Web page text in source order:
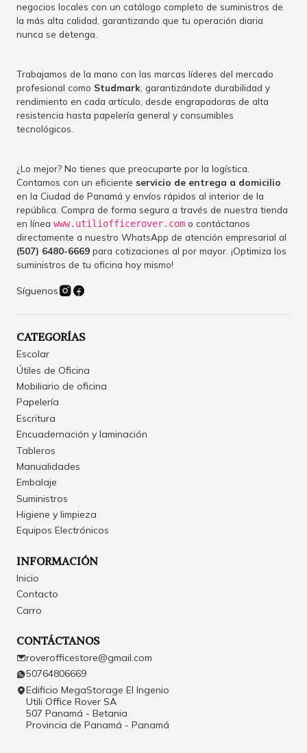
negocios locales con un catálogo completo de suministros de
la más alta calidad, garantizando que tu operación diaria
nunca se detenga.
Trabajamos de la mano con las marcas líderes del mercado
profesional como Studmark , garantizándote durabilidad y
rendimiento en cada artículo, desde engrapadoras de alta
resistencia hasta papelería general y consumibles
tecnológicos.
¿Lo mejor? No tienes que preocuparte por la logística.
Contamos con un eficiente servicio de entrega a domicilio
en la Ciudad de Panamá y envíos rápidos al interior de la
república. Compra de forma segura a través de nuestra tienda
en línea www.utiliofficerover.com o contáctanos
directamente a nuestro WhatsApp de atención empresarial al
(507) 6480-6669 para cotizaciones al por mayor. ¡Optimiza los
suministros de tu oficina hoy mismo!
Síguenos
CATEGORÍAS
Escolar
Útiles de Oficina
Mobiliario de oficina
Papelería
Escritura
Encuadernación y laminación
Tableros
Manualidades
Embalaje
Suministros
Higiene y limpieza
Equipos Electrónicos
INFORMACIÓN
Inicio
Contacto
Carro
CONTÁCTANOS
roverofficestore@gmail.com
50764806669
Edificio MegaStorage El Ingenio
Utili Office Rover SA
507 Panamá - Betania
Provincia de Panamá - Panamá